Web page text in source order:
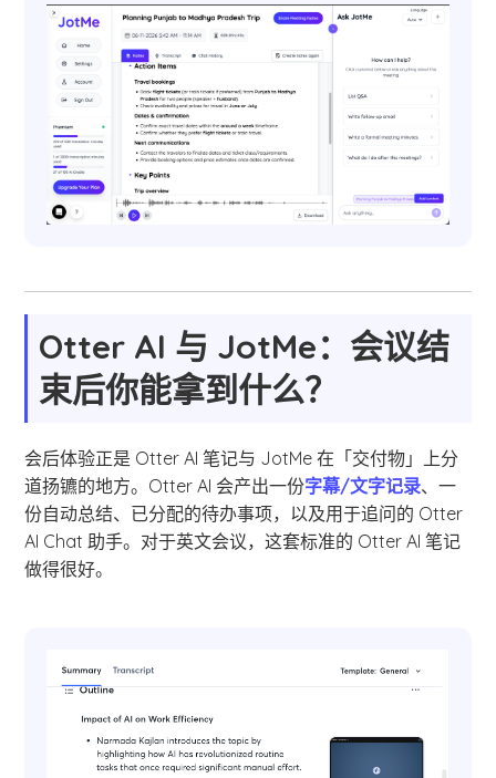
Otter AI 与 JotMe：会议结
束后你能拿到什么？
会后体验正是 Otter AI 笔记与 JotMe 在「交付物」上分
道扬镳的地方。Otter AI 会产出一份字幕/文字记录、一
份自动总结、已分配的待办事项，以及用于追问的 Otter
AI Chat 助手。对于英文会议，这套标准的 Otter AI 笔记
做得很好。